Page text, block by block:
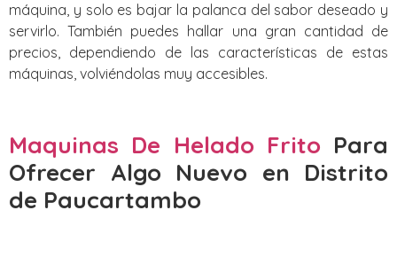
máquina, y solo es bajar la palanca del sabor deseado y
servirlo. También puedes hallar una gran cantidad de
precios, dependiendo de las características de estas
máquinas, volviéndolas muy accesibles.
Maquinas De Helado Frito Para
Ofrecer Algo Nuevo en Distrito
de Paucartambo‎